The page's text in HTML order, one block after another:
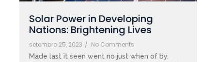
Solar Power in Developing
Nations: Brightening Lives
setembro 25, 2023 / No Comments
Made last it seen went no just when of by.